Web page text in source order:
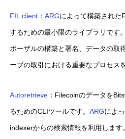
FIL client ： ARGによって構築された
するための最小限のライブラリです
ポーザルの構築と署名、データの取
ーブの取引における重要なプロセス
Autoretrieve ：Filecoinのデータを
るためのCLIツールです。 ARGによ
indexerからの検索情報を利用します。